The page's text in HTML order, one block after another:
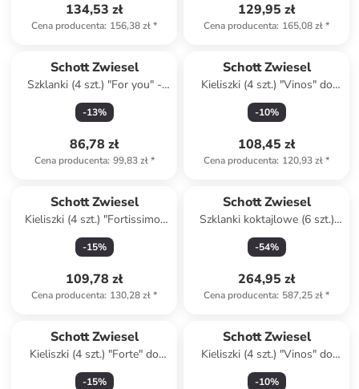
134,53 zł
Cena producenta: 156,38 zł*
129,95 zł
Cena producenta: 165,08 zł*
Schott Zwiesel
Szklanki (4 szt.) "For you" -
430 ml
-13%
86,78 zł
Cena producenta: 99,83 zł*
Schott Zwiesel
Kieliszki (4 szt.) "Vinos" do
czerwonego wina - 768 ml
-10%
108,45 zł
Cena producenta: 120,93 zł*
Schott Zwiesel
Kieliszki (4 szt.) "Fortissimo"
do czerwonego wina - 632 ml
-15%
109,78 zł
Cena producenta: 130,28 zł*
Schott Zwiesel
Szklanki koktajlowe (6 szt.)
"Motion" - 311 ml
-54%
264,95 zł
Cena producenta: 587,25 zł*
Schott Zwiesel
Kieliszki (4 szt.) "Forte" do
szampana - 227 ml
-15%
Schott Zwiesel
Kieliszki (4 szt.) "Vinos" do
białego wina - 460 ml
-10%